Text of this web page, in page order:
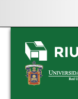
Skip
navigation